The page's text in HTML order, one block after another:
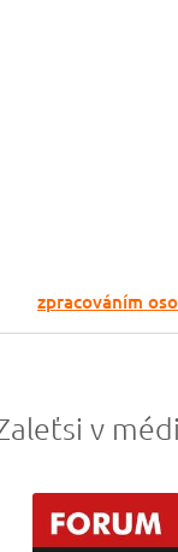
zpracováním
v